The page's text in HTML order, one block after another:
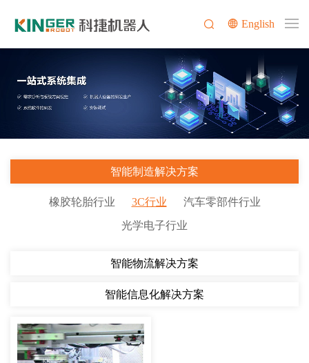
English
智能制造解决方案
橡胶轮胎行业 3C行业
汽车零部件行业
光学电子行业
智能物流解决方案
智能信息化解决方案